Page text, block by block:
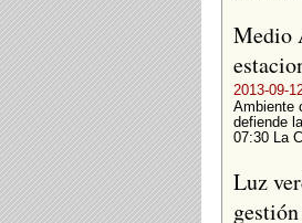
Medio
2013-09-
Ambiente
defiende
07:30 La
Luz